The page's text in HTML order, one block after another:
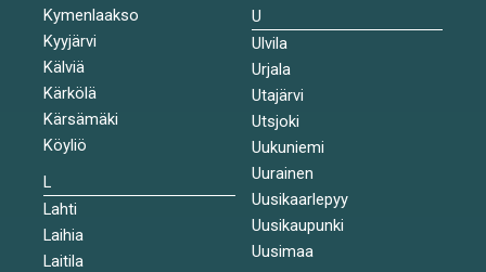
Kymenlaakso
Kyyjärvi
Kälviä
Kärkölä
Kärsämäki
Köyliö
L
Lahti
Laihia
Laitila
U
Ulvila
Urjala
Utajärvi
Utsjoki
Uukuniemi
Uurainen
Uusikaarlepyy
Uusikaupunki
Uusimaa